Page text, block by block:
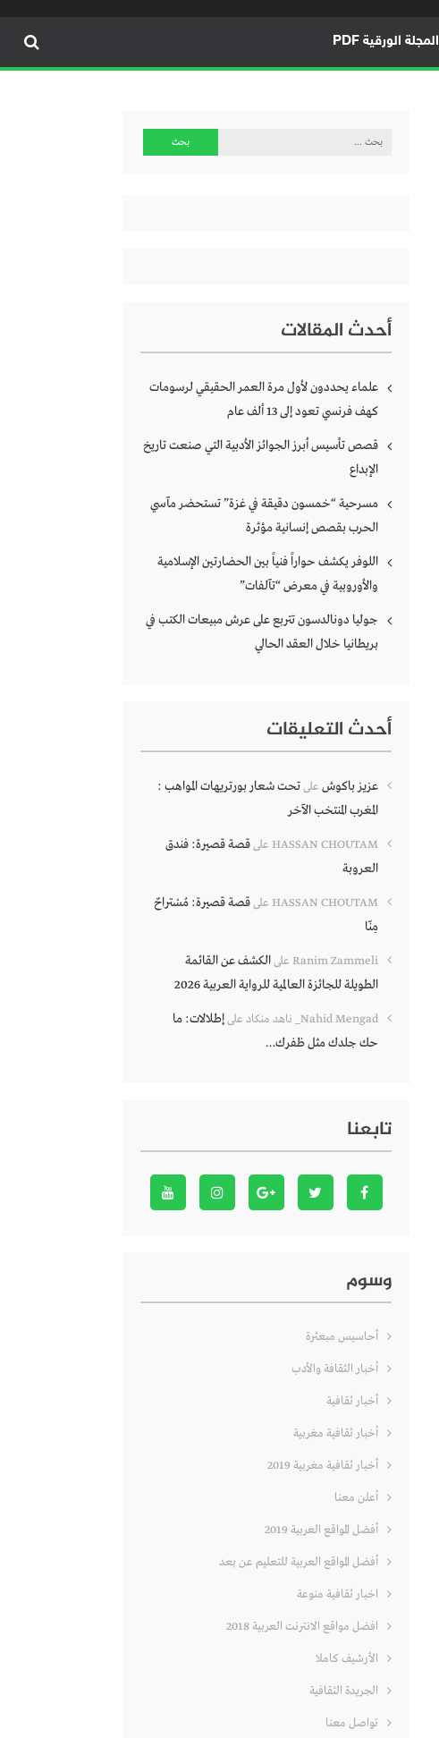
المجلة الورقية PDF
البحث
أحدث المقالات
علماء يحددون لأول مرة العمر الحقيقي لرسومات
كهف فرنسي تعود إلى 13 ألف عام
قصص تأسيس أبرز الجوائز الأدبية التي صنعت تاريخ
الإبداع
مسرحية “خمسون دقيقة في غزة” تستحضر مآسي
الحرب بقصص إنسانية مؤثرة
اللوفر يكشف حواراً فنياً بين الحضارتين الإسلامية
والأوروبية في معرض “تآلفات”
جوليا دونالدسون تتربع على عرش مبيعات الكتب في
بريطانيا خلال العقد الحالي
أحدث التعليقات
عزيز باكوش علىتحت شعار بورتريهات المواهب :
المغرب المنتخب الآخر
HASSAN CHOUTAM علىقصة قصيرة: فندق
العروبة
HASSAN CHOUTAM علىقصة قصيرة: مُسْتراحٌ
مِنّا
Ranim Zammeli علىالكشف عن القائمة
الطويلة للجائزة العالمية للرواية العربية 2026
Nahid Mengad_ ناهد منكاد علىإطلالات: ما
حك جلدك مثل ظفرك…
تابعنا
وسوم
أحاسيس مبعثرة
أخبار الثقافة والأدب
أخبار ثقافية
أخبار ثقافية مغربية
أخبار ثقافية مغربية 2019
أعلن معنا
أفضل المواقع العربية 2019
أفضل المواقع العربية للتعليم عن بعد
اخبار ثقافية منوعة
افضل مواقع الانترنت العربية 2018
الأرشيف كاملا
الجريدة الثقافية
تواصل معنا